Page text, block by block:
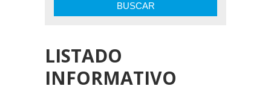
BUSCAR
LISTADO
INFORMATIVO